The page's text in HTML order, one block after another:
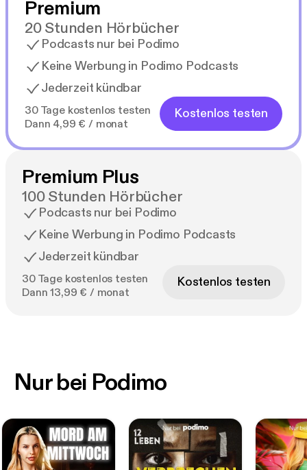
Premium
20 Stunden Hörbücher
Podcasts nur bei Podimo
Keine Werbung in Podimo Podcasts
Jederzeit kündbar
30 Tage kostenlos testen
Dann 4,99 € / monat
Kostenlos testen
Premium Plus
100 Stunden Hörbücher
Podcasts nur bei Podimo
Keine Werbung in Podimo Podcasts
Jederzeit kündbar
30 Tage kostenlos testen
Dann 13,99 € / monat
Kostenlos testen
Nur bei Podimo